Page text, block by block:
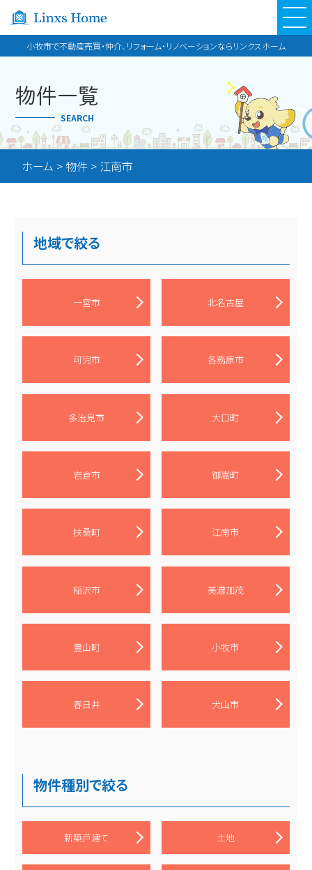
小牧市で不動産売買・仲介、リフォーム・リノベーションならリンクスホーム
物件一覧
SEARCH
ホーム > 物件 > 江南市
地域で絞る
一宮市 北名古屋
可児市 各務原市
多治見市 大口町
岩倉市 御嵩町
扶桑町 江南市
稲沢市 美濃加茂
豊山町 小牧市
春日井 犬山市
物件種別で絞る
新築戸建て 土地